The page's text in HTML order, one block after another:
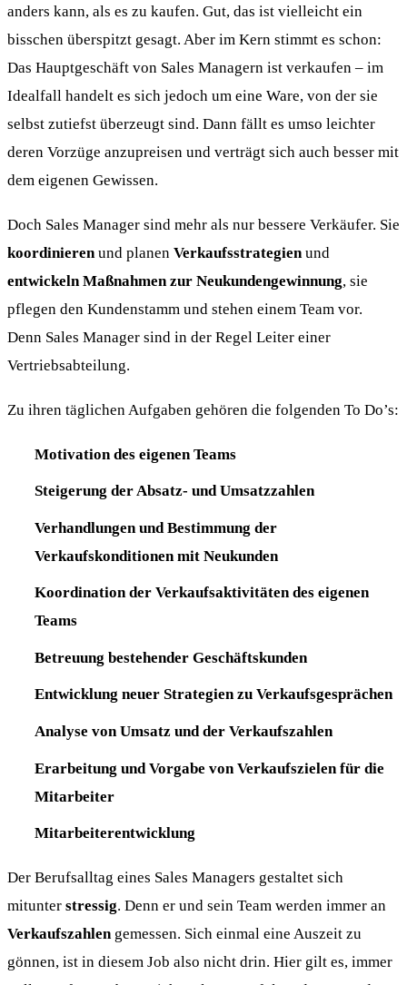
anders kann, als es zu kaufen. Gut, das ist vielleicht ein
bisschen überspitzt gesagt. Aber im Kern stimmt es schon:
Das Hauptgeschäft von Sales Managern ist verkaufen – im
Idealfall handelt es sich jedoch um eine Ware, von der sie
selbst zutiefst überzeugt sind. Dann fällt es umso leichter
deren Vorzüge anzupreisen und verträgt sich auch besser mit
dem eigenen Gewissen.
Doch Sales Manager sind mehr als nur bessere Verkäufer. Sie
koordinieren und planen Verkaufsstrategien und
entwickeln Maßnahmen zur Neukundengewinnung, sie
pflegen den Kundenstamm und stehen einem Team vor.
Denn Sales Manager sind in der Regel Leiter einer
Vertriebsabteilung.
Zu ihren täglichen Aufgaben gehören die folgenden To Do’s:
Motivation des eigenen Teams
Steigerung der Absatz- und Umsatzzahlen
Verhandlungen und Bestimmung der
Verkaufskonditionen mit Neukunden
Koordination der Verkaufsaktivitäten des eigenen
Teams
Betreuung bestehender Geschäftskunden
Entwicklung neuer Strategien zu Verkaufsgesprächen
Analyse von Umsatz und der Verkaufszahlen
Erarbeitung und Vorgabe von Verkaufszielen für die
Mitarbeiter
Mitarbeiterentwicklung
Der Berufsalltag eines Sales Managers gestaltet sich
mitunter stressig. Denn er und sein Team werden immer an
Verkaufszahlengemessen. Sich einmal eine Auszeit zu
gönnen, ist in diesem Job also nicht drin. Hier gilt es, immer